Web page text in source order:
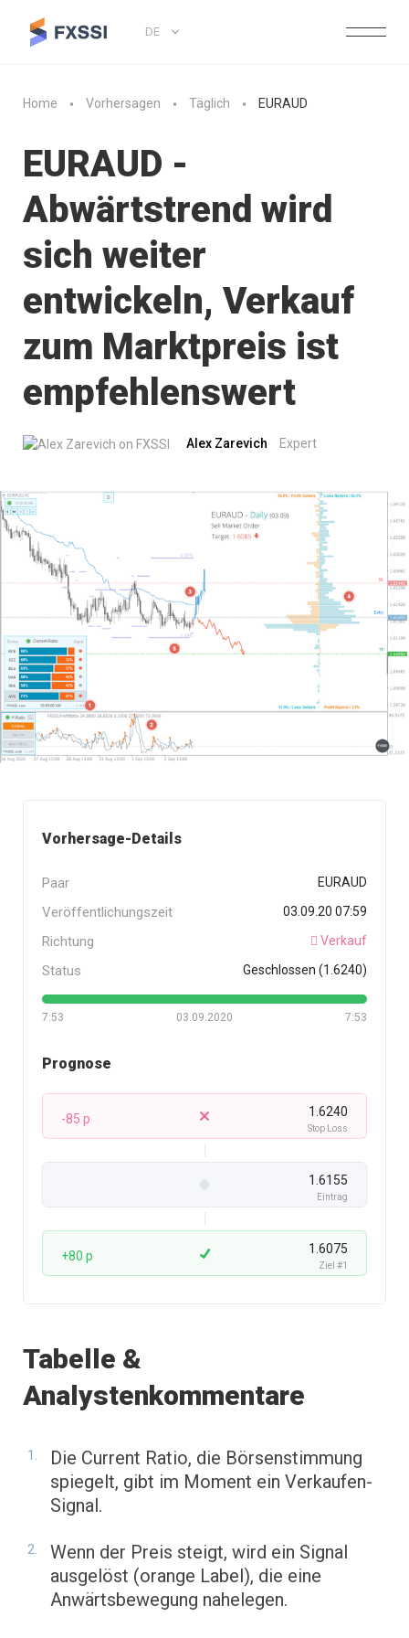
DE
Home Vorhersagen Täglich EURAUD
EURAUD -
Abwärtstrend wird
sich weiter
entwickeln, Verkauf
zum Marktpreis ist
empfehlenswert
Alex Zarevich Expert
Vorhersage-Details
Paar EURAUD
Veröffentlichungszeit 03.09.20 07:59
Richtung Verkauf
Status Geschlossen (1.6240)
7:53 7:53
03.09.2020
Prognose
-85 p 1.6240
Stop Loss
1.6155
Eintrag
+80 p 1.6075
Ziel #1
Tabelle &
Analystenkommentare
Die Current Ratio, die Börsenstimmung
spiegelt, gibt im Moment ein Verkaufen-
Signal.
Wenn der Preis steigt, wird ein Signal
ausgelöst (orange Label), die eine
Anwärtsbewegung nahelegen.